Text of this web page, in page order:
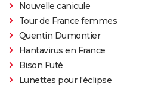
Nouvelle canicule
Tour de France femmes
Quentin Dumontier
Hantavirus en France
Bison Futé
Lunettes pour l'éclipse